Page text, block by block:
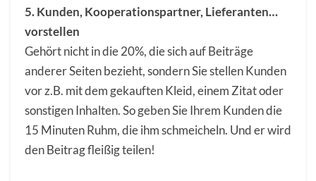
5. Kunden, Kooperationspartner, Lieferanten…
vorstellen
Gehört nicht in die 20%, die sich auf Beiträge
anderer Seiten bezieht, sondern Sie stellen Kunden
vor z.B. mit dem gekauften Kleid, einem Zitat oder
sonstigen Inhalten. So geben Sie Ihrem Kunden die
15 Minuten Ruhm, die ihm schmeicheln. Und er wird
den Beitrag fleißig teilen!